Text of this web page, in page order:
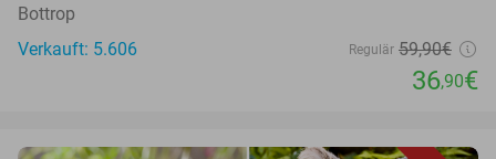
Bottrop
Verkauft: 5.606
Regulär 59,90€
36,90€